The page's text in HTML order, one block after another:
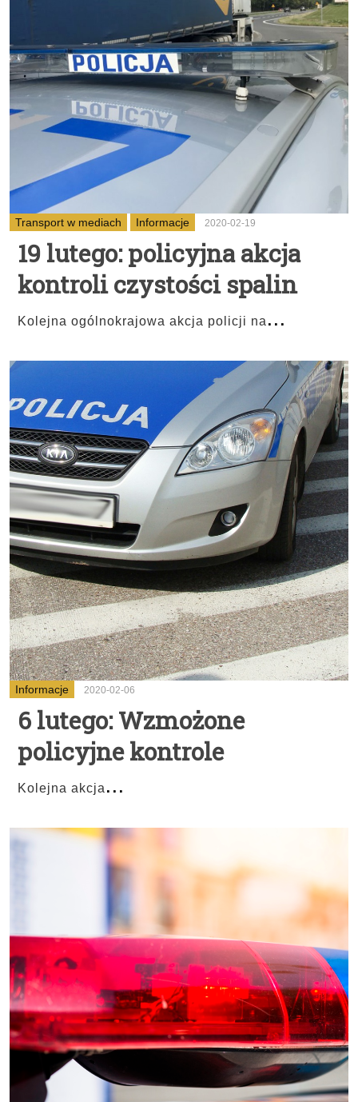
Transport w mediach Informacje 2020-02-19
19 lutego: policyjna akcja
kontroli czystości spalin
Kolejna ogólnokrajowa akcja policji na...
Informacje 2020-02-06
6 lutego: Wzmożone
policyjne kontrole
Kolejna akcja...